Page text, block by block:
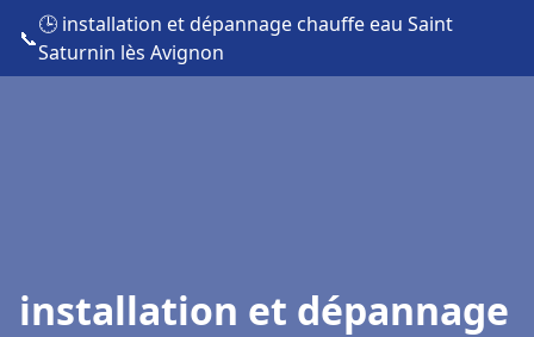
📞
🕒 installation et dépannage chauffe eau Saint
Saturnin lès Avignon
installation et dépannage